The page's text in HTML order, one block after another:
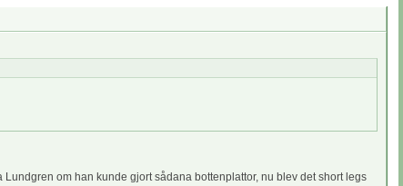
om han kunde gjort sådana bottenplattor, nu blev det short legs